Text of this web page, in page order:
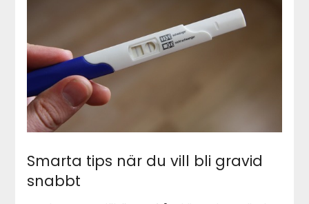
Smarta tips när du vill bli gravid
snabbt